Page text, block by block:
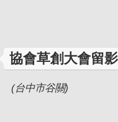
協會草創大會留影
(台中市谷關)